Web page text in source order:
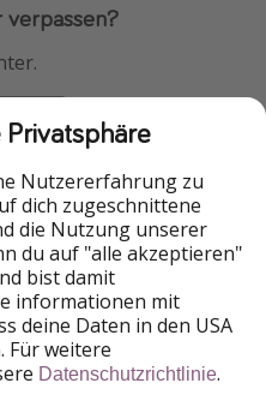
verpassen?
Group
HolidayPirates
WakacyjniPiraci
Ferienpiraten
ViajerosPiratas
Nutzererfahrung zu
dich zugeschnittene
die Nutzung unserer
du auf "alle akzeptieren"
bist damit
informationen mit
deine Daten in den USA
Für weitere
Datenschutzrichtlinie.